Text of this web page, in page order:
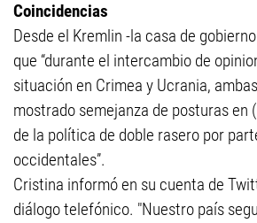
Coincidencias
Desde el Kremlin -la casa de
que “durante el intercambio de
situación en Crimea y Ucrania,
mostrado semejanza de posturas en
de la política de doble rasero por
occidentales”.
Cristina informó en su cuenta de
diálogo telefónico. "Nuestro país